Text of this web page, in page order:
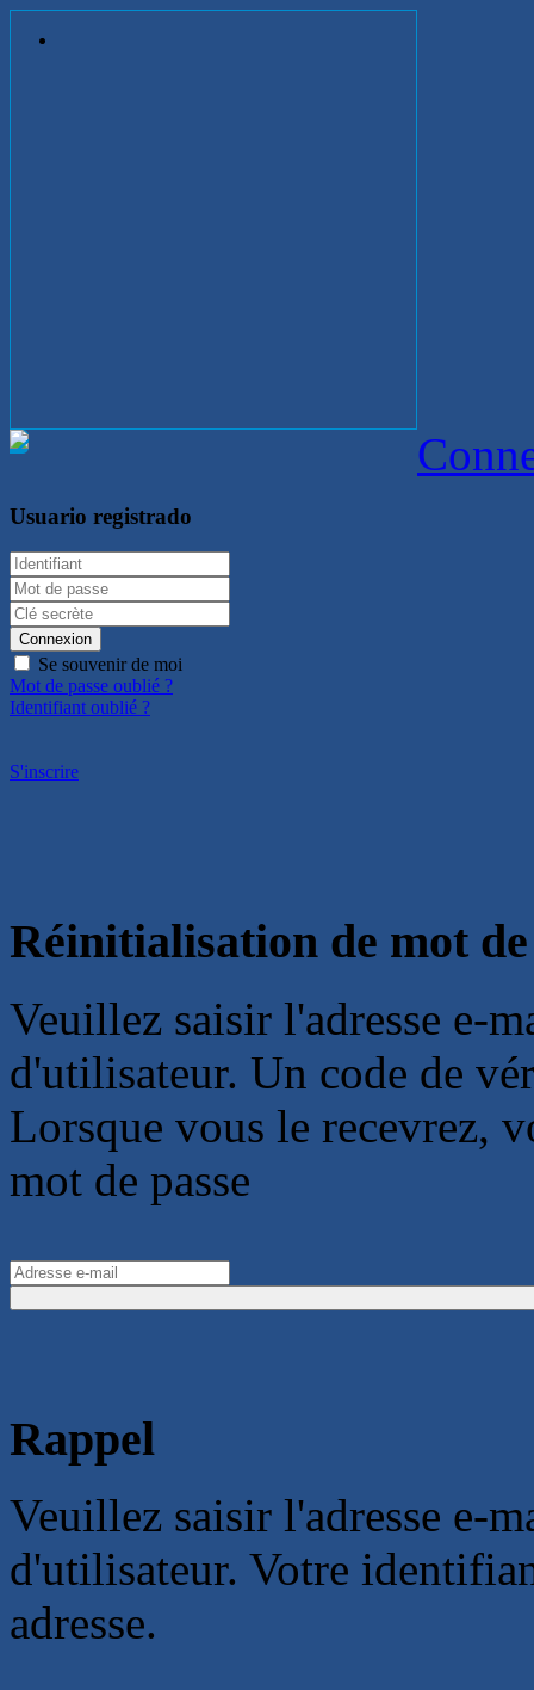
Usuario registrado
Connexion
Se souvenir de moi
Mot de passe oublié ?
Identifiant oublié ?
S'inscrire
Réinitialisation de mot de
Veuillez saisir l'adresse e-
d'utilisateur. Un code de
Lorsque vous le recevrez,
mot de passe
Rappel
Veuillez saisir l'adresse e-
d'utilisateur. Votre
adresse.